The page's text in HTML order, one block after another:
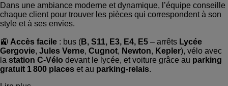
Dans une ambiance moderne et dynamique, l’équipe conseille
chaque client pour trouver les pièces qui correspondent à son
style et à ses envies.
🚉 Accès facile : bus (B, S11, E3, E4, E5 – arrêts Lycée
Gergovie, Jules Verne, Cugnot, Newton, Kepler), vélo avec
la station C‑Vélo devant le lycée, et voiture grâce au parking
gratuit 1 800 places et au parking‑relais.